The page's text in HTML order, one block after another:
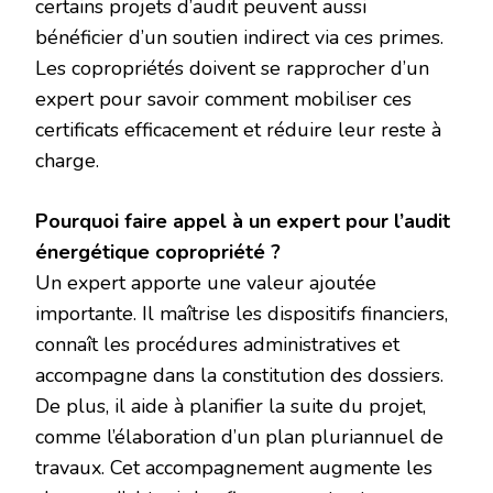
certains projets d’audit peuvent aussi
bénéficier d’un soutien indirect via ces primes.
Les copropriétés doivent se rapprocher d’un
expert pour savoir comment mobiliser ces
certificats efficacement et réduire leur reste à
charge.
Pourquoi faire appel à un expert pour l’audit
énergétique copropriété ?
Un expert apporte une valeur ajoutée
importante. Il maîtrise les dispositifs financiers,
connaît les procédures administratives et
accompagne dans la constitution des dossiers.
De plus, il aide à planifier la suite du projet,
comme l’élaboration d’un plan pluriannuel de
travaux. Cet accompagnement augmente les